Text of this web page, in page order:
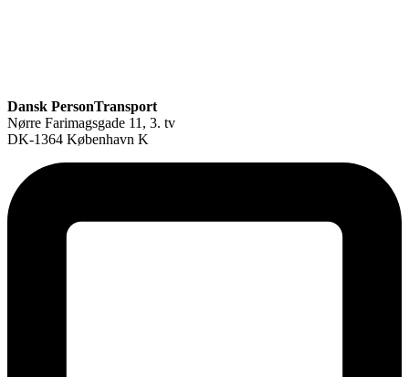
Dansk PersonTransport
Nørre Farimagsgade 11, 3. tv
DK-1364 København K